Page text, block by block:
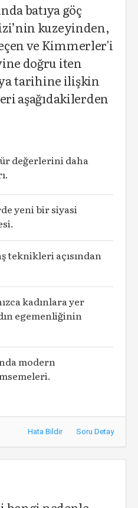
batıya göç
kuzeyinden,
ve Kimmerler'i
doğru iten
tarihine ilişkin
aşağıdakilerden
değerlerini daha
yeni bir siyasi
teknikleri açısından
kadınlara yer
egemenliğinin
modern
Hata Bildir Soru Detay